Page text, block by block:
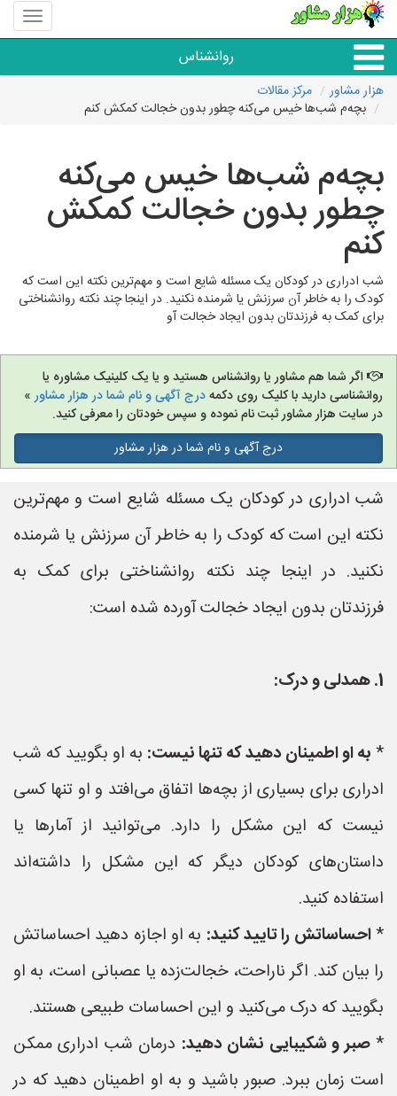
منوی
سایت
مشاور
روانشناس
همه مراکز روانشناسی
گروه روانشناسی
هزار مشاور
مرکز مقالات
بچه‌م شب‌ها خیس می‌کنه چطور بدون خجالت کمکش کنم
بچه‌م شب‌ها خیس می‌کنه
چطور بدون خجالت کمکش
کنم
شب ادراری در کودکان یک مسئله شایع است و مهم‌ترین نکته این است که
کودک را به خاطر آن سرزنش یا شرمنده نکنید. در اینجا چند نکته روانشناختی
برای کمک به فرزندتان بدون ایجاد خجالت آو
اگر شما هم مشاور یا روانشناس هستید و یا یک کلینیک مشاوره یا
روانشناسی دارید با کلیک روی دکمهدرج آگهی و نام شما در هزار مشاور»
در سایت هزار مشاور ثبت نام نموده و سپس خودتان را معرفی کنید.
درج آگهی و نام شما در هزار مشاور
شب ادراری در کودکان یک مسئله شایع است و مهم‌ترین
نکته این است که کودک را به خاطر آن سرزنش یا شرمنده
نکنید. در اینجا چند نکته روانشناختی برای کمک به
فرزندتان بدون ایجاد خجالت آورده شده است:
1. همدلی و درک:
* به او اطمینان دهید که تنها نیست: به او بگویید که شب
ادراری برای بسیاری از بچه‌ها اتفاق می‌افتد و او تنها کسی
نیست که این مشکل را دارد. می‌توانید از آمارها یا
داستان‌های کودکان دیگر که این مشکل را داشته‌اند
استفاده کنید.
*احساساتش را تایید کنید: به او اجازه دهید احساساتش
را بیان کند. اگر ناراحت، خجالت‌زده یا عصبانی است، به او
بگویید که درک می‌کنید و این احساسات طبیعی هستند.
*صبر و شکیبایی نشان دهید: درمان شب ادراری ممکن
است زمان ببرد. صبور باشید و به او اطمینان دهید که در